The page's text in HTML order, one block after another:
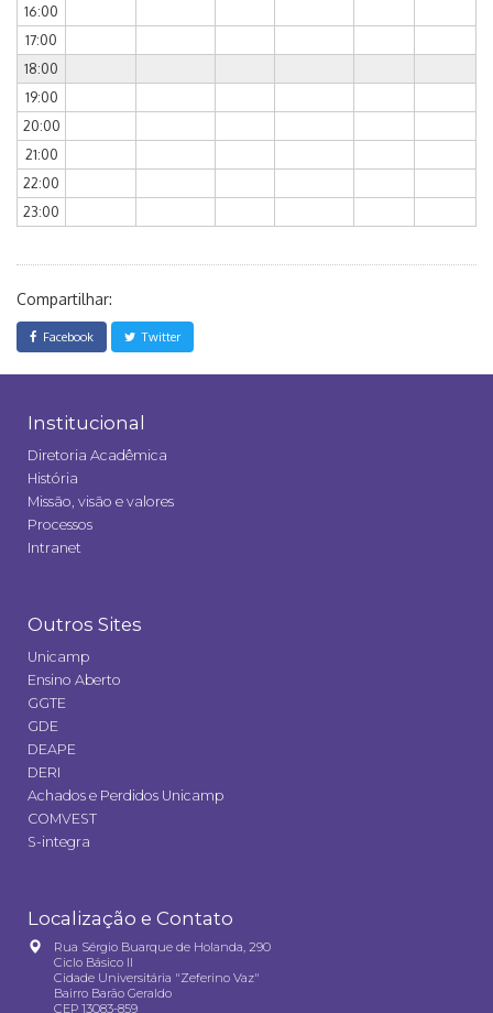
16:00
17:00
18:00
19:00
20:00
21:00
22:00
23:00
Compartilhar:
Facebook Twitter
Institucional
Diretoria Acadêmica
História
Missão, visão e valores
Processos
Intranet
Outros Sites
Unicamp
Ensino Aberto
GGTE
GDE
DEAPE
DERI
Achados e Perdidos Unicamp
COMVEST
S-integra
Localização e Contato
Rua Sérgio Buarque de Holanda, 290
Ciclo Básico II
Cidade Universitária "Zeferino Vaz"
Bairro Barão Geraldo
CEP 13083-859